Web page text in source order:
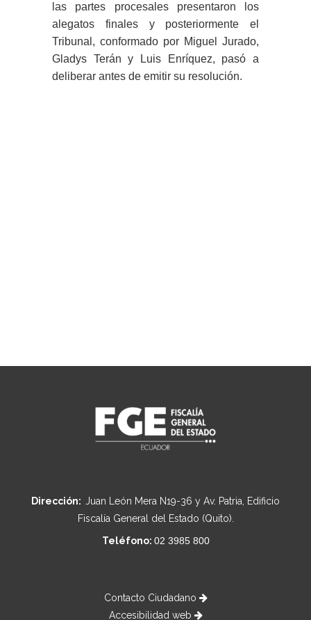
las partes procesales presentaron los
alegatos finales y posteriormente el
Tribunal, conformado por Miguel Jurado,
Gladys Terán y Luis Enríquez, pasó a
deliberar antes de emitir su resolución.
Dirección: Juan León Mera N19-36 y Av. Patria, Edificio
Fiscalía General del Estado (Quito).
Teléfono: 02 3985 800
Contacto Ciudadano
Accesibilidad web